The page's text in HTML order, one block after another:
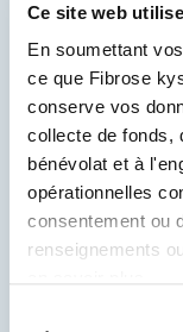
Ce site web
En soumettant
ce que Fibrose
conserve vos
collecte de fonds,
bénévolat et à
opérationnelles
consentement ou
renseignements
fierté a été
les notes
contre une
forcée à
elle. « Cela
que rien